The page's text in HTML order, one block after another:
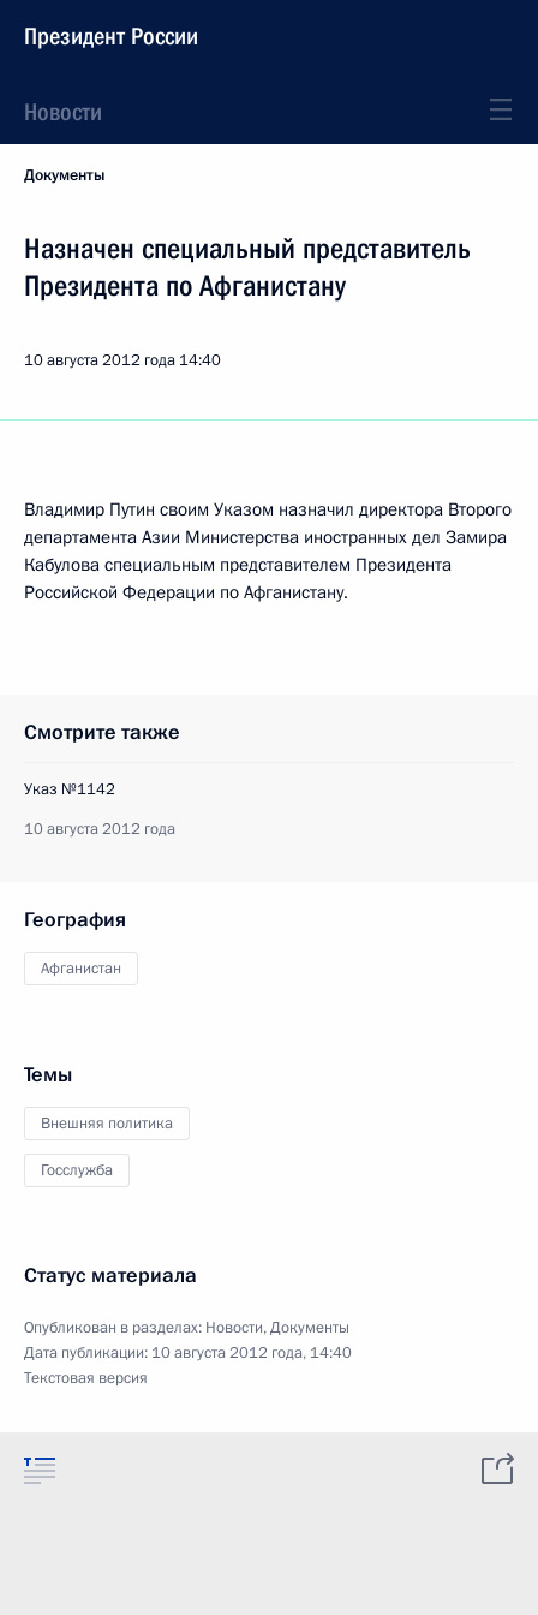
Президент России
Новости
Документы
Назначен специальный представитель
Президента по Афганистану
10 августа 2012 года 14:40
Владимир Путин своим Указом назначил директора Второго
департамента Азии Министерства иностранных дел Замира
Кабулова специальным представителем Президента
Российской Федерации по Афганистану.
Смотрите также
Указ №1142
10 августа 2012 года
География
Афганистан
Темы
Внешняя политика
Госслужба
Статус материала
Опубликован в разделах: Новости,Документы
Дата публикации: 10 августа 2012 года, 14:40
Текстовая версия